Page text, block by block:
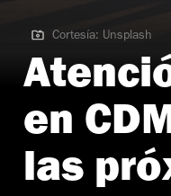
Cortesía: Unsplash |
Cortesía: Unsplash
en
las